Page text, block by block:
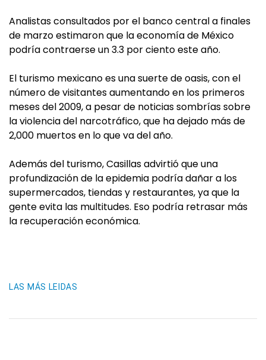
Analistas consultados por el banco central a finales
de marzo estimaron que la economía de México
podría contraerse un 3.3 por ciento este año.
El turismo mexicano es una suerte de oasis, con el
número de visitantes aumentando en los primeros
meses del 2009, a pesar de noticias sombrías sobre
la violencia del narcotráfico, que ha dejado más de
2,000 muertos en lo que va del año.
Además del turismo, Casillas advirtió que una
profundización de la epidemia podría dañar a los
supermercados, tiendas y restaurantes, ya que la
gente evita las multitudes. Eso podría retrasar más
la recuperación económica.
LAS MÁS LEIDAS